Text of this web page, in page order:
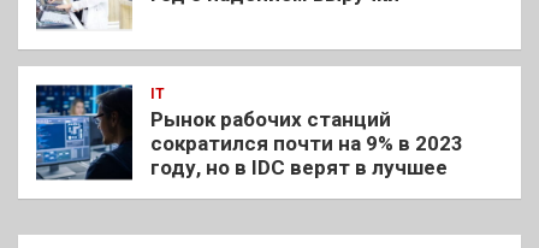
IT
Рынок рабочих станций
сократился почти на 9% в 2023
году, но в IDC верят в лучшее